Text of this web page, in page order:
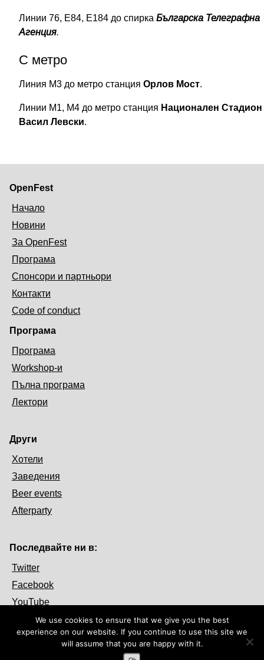
Линии 76, Е84, Е184 до спирка Българска Телеграфна
Агенция.
С метро
Линия М3 до метро станция Орлов Мост.
Линии М1, М4 до метро станция Национален Стадион
Васил Левски.
OpenFest
Начало
Новини
За OpenFest
Програма
Спонсори и партньори
Контакти
Code of conduct
Програма
Програма
Workshop-и
Пълна програма
Лектори
Други
Хотели
Заведения
Beer events
Afterparty
Последвайте ни в:
Twitter
Facebook
YouTube
We use cookies to ensure that we give you the best
experience on our website. If you continue to use this site we
will assume that you are happy with it.